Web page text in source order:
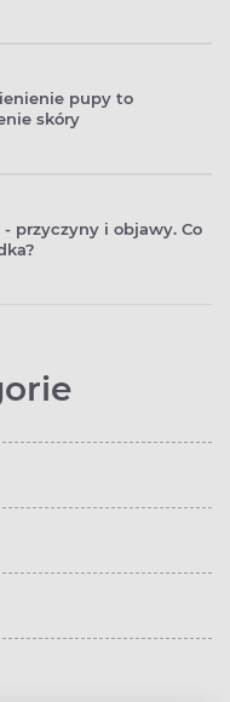
pupy to
skóry
przyczyny i objawy. Co